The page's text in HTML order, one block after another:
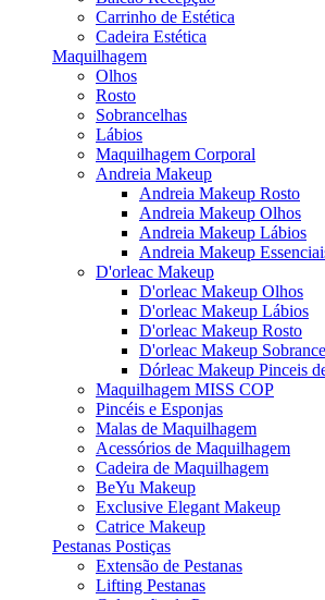
Carrinho de Estética
Cadeira Estética
Maquilhagem
Olhos
Rosto
Sobrancelhas
Lábios
Maquilhagem Corporal
Andreia Makeup
Andreia Makeup Rosto
Andreia Makeup Olhos
Andreia Makeup Lábios
Andreia Makeup
D'orleac Makeup
D'orleac Makeup Olhos
D'orleac Makeup Lábios
D'orleac Makeup Rosto
D'orleac Makeup
Dórleac Makeup Pinceis
Maquilhagem MISS COP
Pincéis e Esponjas
Malas de Maquilhagem
Acessórios de Maquilhagem
Cadeira de Maquilhagem
BeYu Makeup
Exclusive Elegant Makeup
Catrice Makeup
Pestanas Postiças
Extensão de Pestanas
Lifting Pestanas